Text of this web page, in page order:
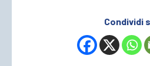
Condividi